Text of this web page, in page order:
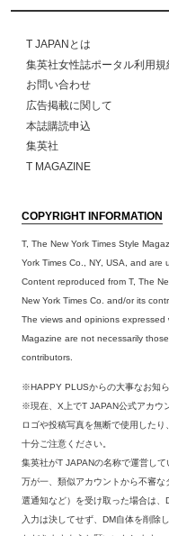
T JAPANとは
集英社女性誌ポータル利用規
お問い合わせ
広告掲載に関して
本誌購読申込
集英社
T MAGAZINE
COPYRIGHT INFORMATION
T, The New York Times Style
York Times Co., NY, USA, and are
Content reproduced from T, The
New York Times Co. and/or its
The views and opinions expressed
Magazine are not necessarily
contributors.
※HAPPY PLUSからの大事なお知
※現在、X上でT JAPAN公式アカウ
ロゴや投稿写真を無断で使用した
十分ご注意ください。
集英社がT JAPANの名称で運営し
万が一、類似アカウントから不審
選通知など）を受け取った場合は
入力は決してせず、DM自体を削除